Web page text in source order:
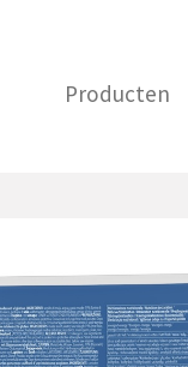
Producten